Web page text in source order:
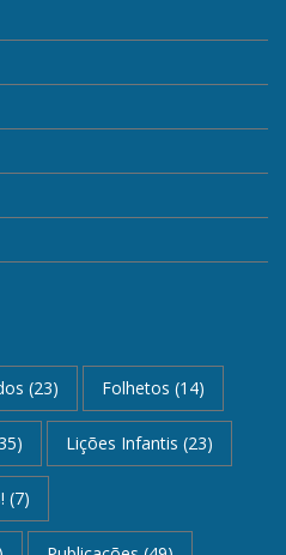
(23) Folhetos (14)
Lições Infantis (23)
(7)